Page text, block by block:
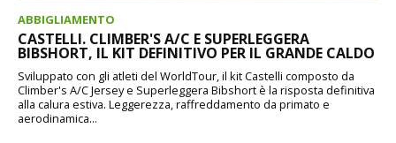
ABBIGLIAMENTO
CASTELLI. CLIMBER'S A/C E SUPERLEGGERA
BIBSHORT, IL KIT DEFINITIVO PER IL GRANDE CALDO
Sviluppato con gli atleti del WorldTour, il kit Castelli composto da
Climber's A/C Jersey e Superleggera Bibshort è la risposta definitiva
alla calura estiva. Leggerezza, raffreddamento da primato e
aerodinamica...